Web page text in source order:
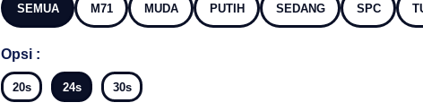
SEMUA M71 MUDA PUTIH SEDANG SPC
Opsi :
20s 24s 30s